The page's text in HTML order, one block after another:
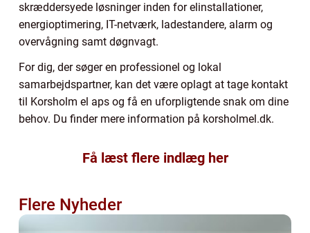
skræddersyede løsninger inden for elinstallationer,
energioptimering, IT-netværk, ladestandere, alarm og
overvågning samt døgnvagt.
For dig, der søger en professionel og lokal
samarbejdspartner, kan det være oplagt at tage kontakt
til Korsholm el aps og få en uforpligtende snak om dine
behov. Du finder mere information på korsholmel.dk.
Få læst flere indlæg her
Flere Nyheder